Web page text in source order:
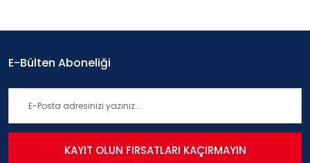
E-Bülten Aboneliği
KAYIT OLUN FIRSATLARI KAÇIRMAYIN